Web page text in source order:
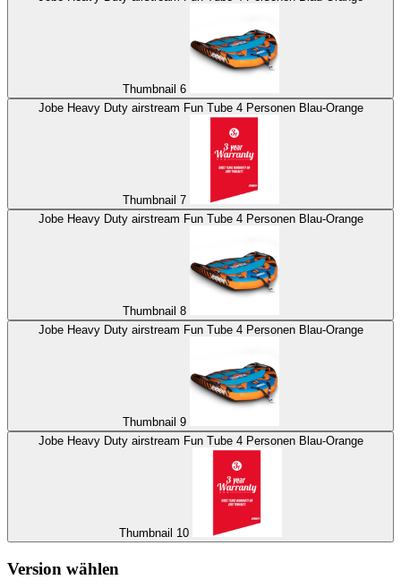
Thumbnail 6
Jobe Heavy Duty airstream Fun Tube 4 Personen Blau-Orange
Thumbnail 7
Jobe Heavy Duty airstream Fun Tube 4 Personen Blau-Orange
Thumbnail 8
Jobe Heavy Duty airstream Fun Tube 4 Personen Blau-Orange
Thumbnail 9
Jobe Heavy Duty airstream Fun Tube 4 Personen Blau-Orange
Thumbnail 10
Version wählen